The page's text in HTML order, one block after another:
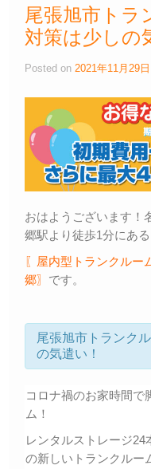
尾張旭市トラ
対策は少しの
Posted on 2021年11月29日
おはようございます！
郷駅より徒歩1分にある
〖屋内型トランクル
郷〗 です。
尾張旭市トランク
の気遣い！
コロナ禍のお家時間で
ム！
レンタルストレージ24
の新しいトランクルー